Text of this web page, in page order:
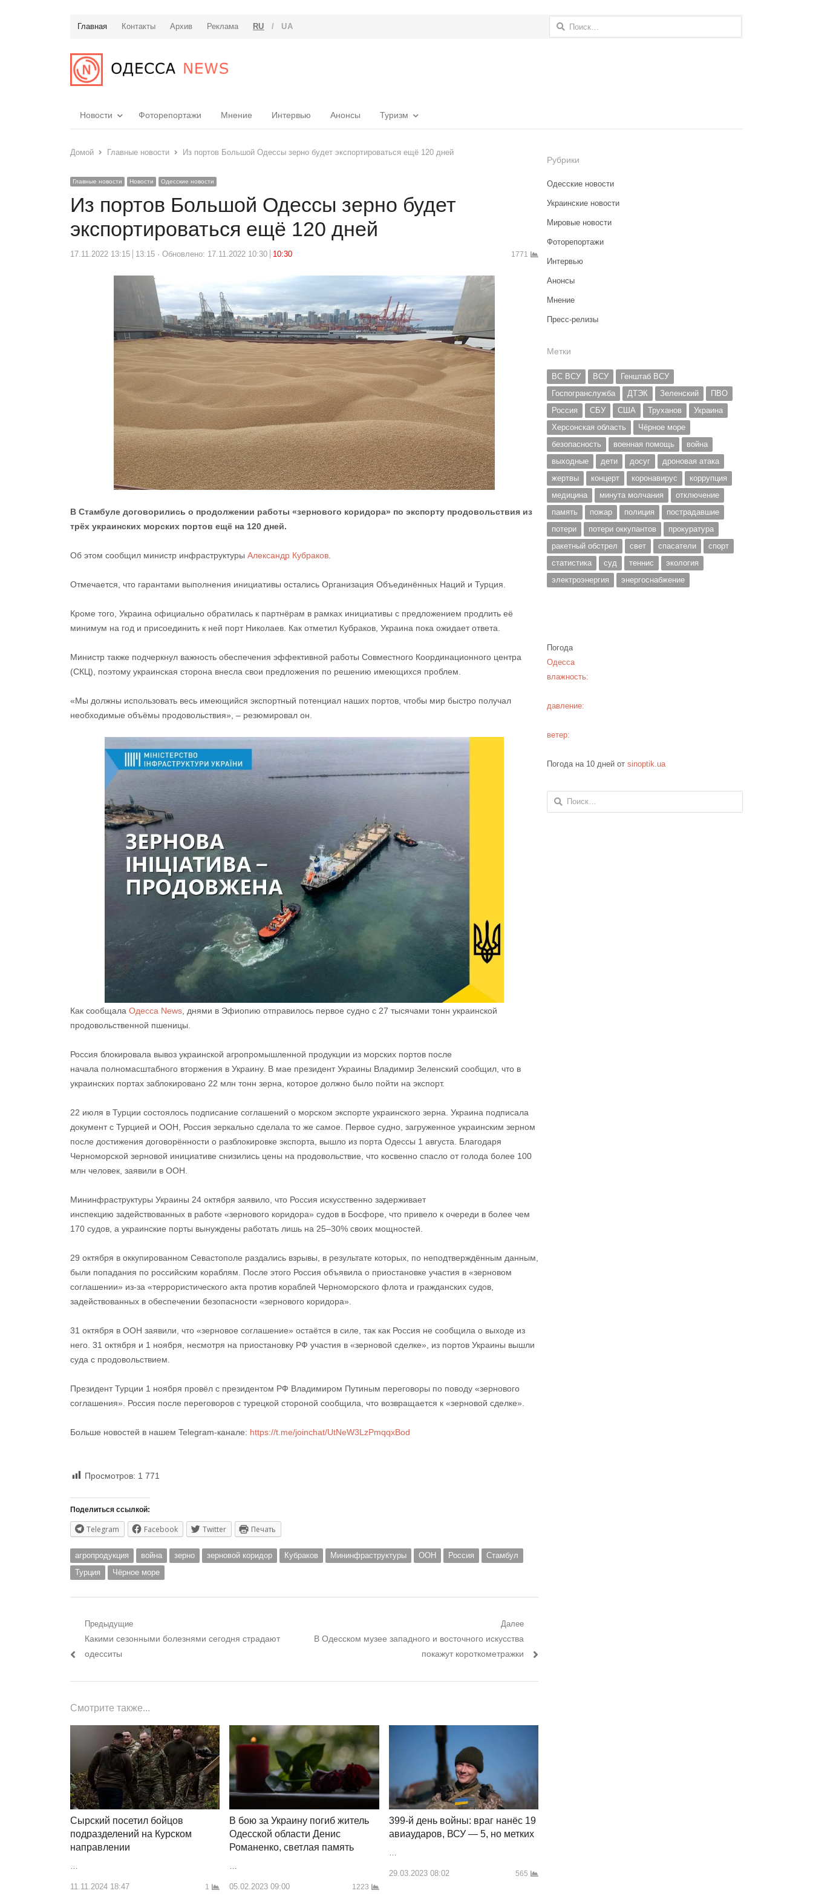
Главная Контакты Архив Реклама RU / UA Найти:
Новости Фоторепортажи Мнение Интервью Анонсы Туризм
Домой Главные новости Из портов Большой Одессы зерно будет экспортироваться ещё 120 дней
Главные новости Новости Одесские новости
Из портов Большой Одессы зерно будет
экспортироваться ещё 120 дней
17.11.2022 13:15 13:15 Обновлено: 17.11.2022 10:30 10:30 1771
В Стамбуле договорились о продолжении работы «зернового коридора» по экспорту продовольствия из
трёх украинских морских портов ещё на 120 дней.
Об этом сообщил министр инфраструктуры Александр Кубраков
Отмечается, что гарантами выполнения инициативы остались Организация Объединённых Наций и Турция.
Кроме того, Украина официально обратилась к партнёрам в рамках инициативы с предложением продлить её
минимум на год и присоединить к ней порт Николаев. Как отметил Кубраков, Украина пока ожидает ответа.
Министр также подчеркнул важность обеспечения эффективной работы Совместного Координационного центра
(СКЦ), поэтому украинская сторона внесла свои предложения по решению имеющихся проблем.
«Мы должны использовать весь имеющийся экспортный потенциал наших портов, чтобы мир быстро получал
необходимые объёмы продовольствия», – резюмировал он.
Как сообщала Одесса News , днями в Эфиопию отправилось первое судно с 27 тысячами тонн украинской
продовольственной пшеницы.
Россия блокировала вывоз украинской агропромышленной продукции из морских портов после
начала полномасштабного вторжения в Украину. В мае президент Украины Владимир Зеленский сообщил, что в
украинских портах заблокировано 22 млн тонн зерна, которое должно было пойти на экспорт.
22 июля в Турции состоялось подписание соглашений о морском экспорте украинского зерна. Украина подписала
документ с Турцией и ООН, Россия зеркально сделала то же самое. Первое судно, загруженное украинским зерном
после достижения договорённости о разблокировке экспорта, вышло из порта Одессы 1 августа. Благодаря
Черноморской зерновой инициативе снизились цены на продовольствие, что косвенно спасло от голода более 100
млн человек, заявили в ООН.
Мининфраструктуры Украины 24 октября заявило, что Россия искусственно задерживает
инспекцию задействованных в работе «зернового коридора» судов в Босфоре, что привело к очереди в более чем
170 судов, а украинские порты вынуждены работать лишь на 25–30% своих мощностей.
29 октября в оккупированном Севастополе раздались взрывы, в результате которых, по неподтверждённым данным,
были попадания по российским кораблям. После этого Россия объявила о приостановке участия в «зерновом
соглашении» из-за «террористического акта против кораблей Черноморского флота и гражданских судов,
задействованных в обеспечении безопасности «зернового коридора».
31 октября в ООН заявили, что «зерновое соглашение» остаётся в силе, так как Россия не сообщила о выходе из
него. 31 октября и 1 ноября, несмотря на приостановку РФ участия в «зерновой сделке», из портов Украины вышли
суда с продовольствием.
Президент Турции 1 ноября провёл с президентом РФ Владимиром Путиным переговоры по поводу «зернового
соглашения». Россия после переговоров с турецкой стороной сообщила, что возвращается к «зерновой сделке».
Больше новостей в нашем Telegram-канале: https://t.me/joinchat/UtNeW3LzPmqqxBod
Просмотров: 1 771
Поделиться ссылкой:
Telegram Facebook Twitter Печать
агропродукция война зерно зерновой коридор Кубраков Мининфраструктуры ООН Россия
Стамбул
Турция
Чёрное море
Навигация
по
Предыдущие
Предыдущий
пост:
Какими сезонными болезнями сегодня страдают
одесситы
Далее
Следующий
В Одесском музее западного и восточного искусства
покажут короткометражки
Смотрите также...
Сырский посетил бойцов
подразделений на Курском
направлении
11.11.2024 18:47 1
В бою за Украину погиб житель
Одесской области Денис
Романенко, светлая память
05.02.2023 09:00 1223
399-й день войны: враг нанёс 19
авиаударов, ВСУ — 5, но метких
…
29.03.2023 08:02 565
Рубрики
Одесские новости
Украинские новости
Мировые новости
Фоторепортажи
Интервью
Анонсы
Мнение
Пресс-релизы
Метки
ВС ВСУ ВСУ
Генштаб ВСУ
Госпогранслужба
ДТЭК Зеленский
ПВО
Россия
СБУ США Труханов
Украина
Херсонская область
Чёрное море
безопасность
военная помощь
война
выходные
дети досуг
дроновая атака
жертвы
концерт коронавирус
коррупция
медицина
минута молчания
отключение
память
пожар полиция
пострадавшие
потери
потери оккупантов
прокуратура
ракетный обстрел
свет спасатели
спорт
статистика
суд теннис
экология
электроэнергия
энергоснабжение
Погода
Одесса
влажность:
давление:
ветер:
Погода на 10 дней отsinoptik.ua
Найти: